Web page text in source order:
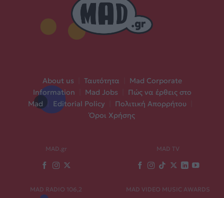
About us Ταυτότητα
Mad Corporate
Information
Mad Jobs
Πώς να έρθεις στο
Mad | Editorial Policy Πολιτική Απορρήτου
Όροι Χρήσης
MAD.gr MAD TV
MAD RADIO 106,2 MAD VIDEO MUSIC AWARDS